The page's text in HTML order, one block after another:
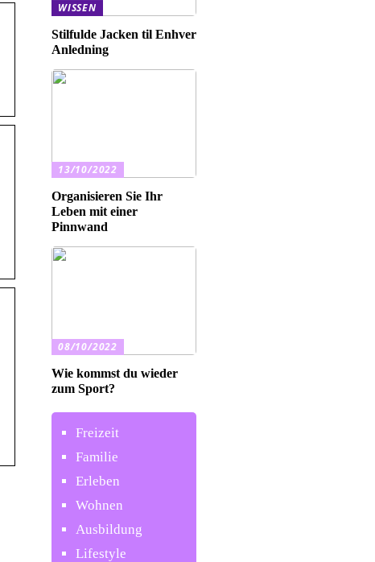
WISSEN
Stilfulde Jacken til Enhver
Anledning
13/10/2022
Organisieren Sie Ihr
Leben mit einer
Pinnwand
08/10/2022
Wie kommst du wieder
zum Sport?
Freizeit
Familie
Erleben
Wohnen
Ausbildung
Lifestyle